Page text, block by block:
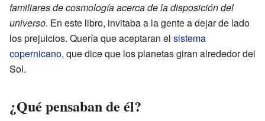
familiares de cosmología acerca de la disposición del
universo. En este libro, invitaba a la gente a dejar de lado
los prejuicios. Quería que aceptaran el sistema
copernicano, que dice que los planetas giran alrededor del
Sol.
¿Qué pensaban de él?